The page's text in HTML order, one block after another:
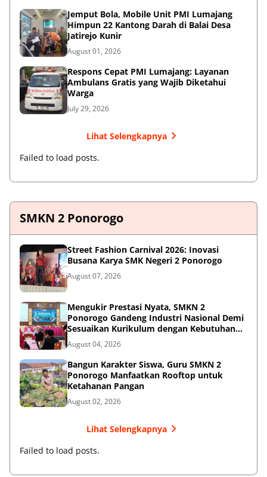
Jemput Bola, Mobile Unit PMI Lumajang
Himpun 22 Kantong Darah di Balai Desa
Jatirejo Kunir
August 01, 2026
Respons Cepat PMI Lumajang: Layanan
Ambulans Gratis yang Wajib Diketahui
Warga
July 29, 2026
Lihat Selengkapnya
Failed to load posts.
SMKN 2 Ponorogo
Street Fashion Carnival 2026: Inovasi
Busana Karya SMK Negeri 2 Ponorogo
August 07, 2026
Mengukir Prestasi Nyata, SMKN 2
Ponorogo Gandeng Industri Nasional Demi
Sesuaikan Kurikulum dengan Kebutuhan
Dunia Kerja
August 04, 2026
Bangun Karakter Siswa, Guru SMKN 2
Ponorogo Manfaatkan Rooftop untuk
Ketahanan Pangan
August 02, 2026
Lihat Selengkapnya
Failed to load posts.